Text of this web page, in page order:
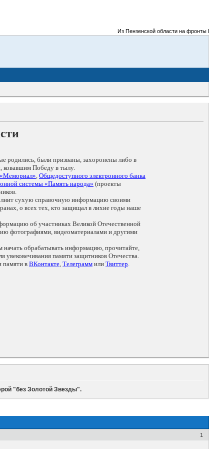
Из Пензенской области на фронты
родились, были призваны, захоронены либо в
ковавшим Победу в тылу.
, Общедоступного электронного банка
системы «Память народа» (проекты
сухую справочную информацию своими
о всех тех, кто защищал в лихие годы наше
об участниках Великой Отечественной
фотографиями, видеоматериалами и другими
начать обрабатывать информацию, прочитайте,
памяти защитников Отечества.
памяти в ВКонтакте, Телеграмм или Твиттер.
"без Золотой Звезды".
1